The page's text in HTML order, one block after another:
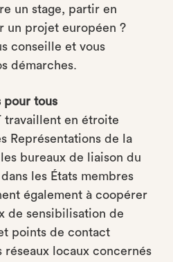
un stage, partir en
un projet européen ?
conseille et vous
démarches.
pour tous
travaillent en étroite
Représentations de la
bureaux de liaison du
les États membres
également à coopérer
de sensibilisation de
points de contact
réseaux locaux concernés